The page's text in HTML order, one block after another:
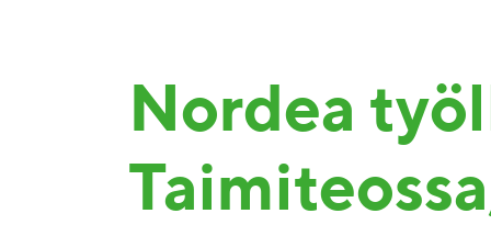
Nordea